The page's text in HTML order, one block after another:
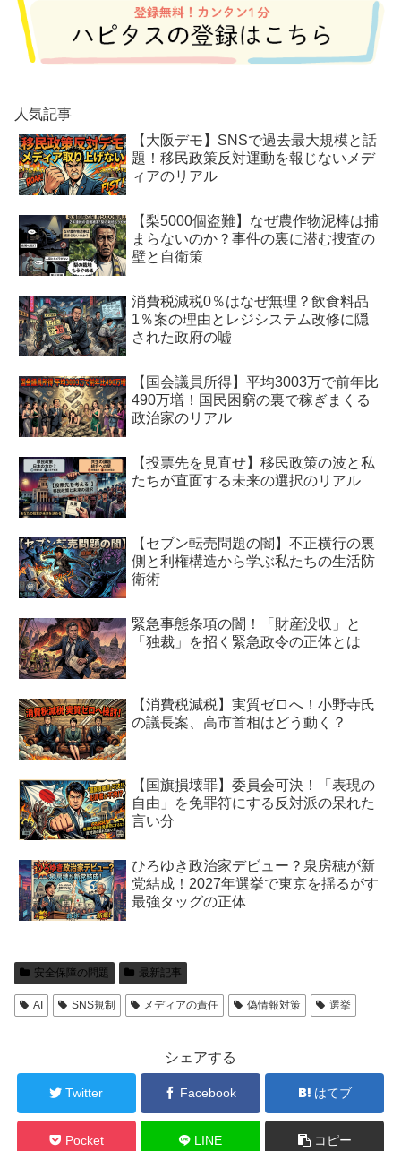
人気記事
【大阪デモ】SNSで過去最大規模と話
題！移民政策反対運動を報じないメデ
ィアのリアル
【梨5000個盗難】なぜ農作物泥棒は捕
まらないのか？事件の裏に潜む捜査の
壁と自衛策
消費税減税0％はなぜ無理？飲食料品
1％案の理由とレジシステム改修に隠
された政府の嘘
【国会議員所得】平均3003万で前年比
490万増！国民困窮の裏で稼ぎまくる
政治家のリアル
【投票先を見直せ】移民政策の波と私
たちが直面する未来の選択のリアル
【セブン転売問題の闇】不正横行の裏
側と利権構造から学ぶ私たちの生活防
衛術
緊急事態条項の闇！「財産没収」と
「独裁」を招く緊急政令の正体とは
【消費税減税】実質ゼロへ！小野寺氏
の議長案、高市首相はどう動く？
【国旗損壊罪】委員会可決！「表現の
自由」を免罪符にする反対派の呆れた
言い分
ひろゆき政治家デビュー？泉房穂が新
党結成！2027年選挙で東京を揺るがす
最強タッグの正体
安全保障の問題 最新記事
AI SNS規制 メディアの責任 偽情報対策 選挙
シェアする
Twitter Facebook はてブ
Pocket LINE コピー